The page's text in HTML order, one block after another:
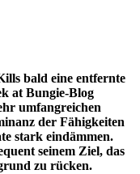
bald eine entfernte
at Bungie-Blog
umfangreichen
der Fähigkeiten
stark eindämmen.
seinem Ziel, das
zu rücken.